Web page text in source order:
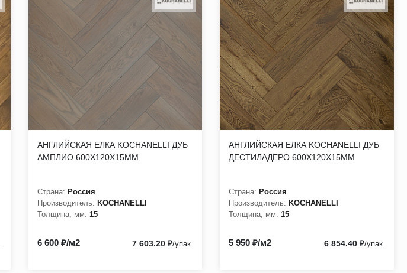
АНГЛИЙСКАЯ ЕЛКА KOCHANELLI ДУБ
АМПЛИО 600Х120Х15ММ
Страна: Россия
Производитель: KOCHANELLI
Толщина, мм: 15
6 600 ₽/м2 7 603.20 ₽/упак.
АНГЛИЙСКАЯ ЕЛКА KOCHANELLI ДУБ
ДЕСТИЛАДЕРО 600Х120Х15ММ
Страна: Россия
Производитель: KOCHANELLI
Толщина, мм: 15
5 950 ₽/м2 6 854.40 ₽/упак.